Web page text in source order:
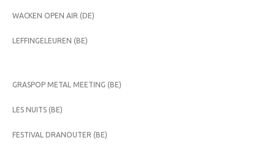
WACKEN OPEN AIR (DE)
LEFFINGELEUREN (BE)
GRASPOP METAL MEETING (BE)
LES NUITS (BE)
FESTIVAL DRANOUTER (BE)